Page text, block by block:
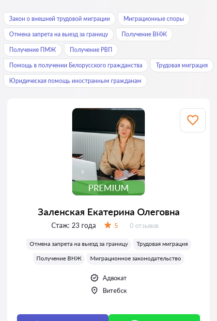
Закон о внешней трудовой миграции Миграционные споры
Отмена запрета на выезд за границу Получение ВНЖ
Получение ПМЖ Получение РВП
Помощь в получении Белорусского гражданства Трудовая миграция
Юридическая помощь иностранным гражданам
PREMIUM
Заленская Екатерина Олеговна
Стаж: 23 года 5 Отзывов:
0 отзывов
Отмена запрета на выезд за границу
Трудовая миграция
Получение ВНЖ
Миграционное законодательство
Адвокат
Витебск